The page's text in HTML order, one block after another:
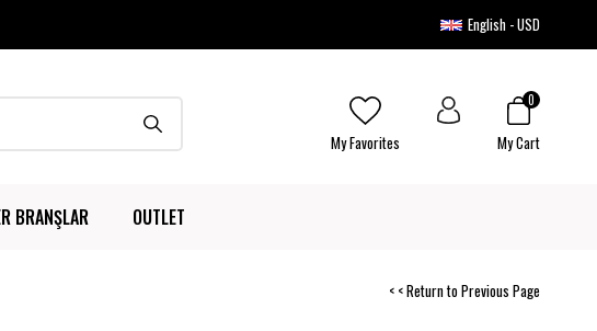
English - USD
My Cart
0
My Favorites
BRANŞLAR OUTLET
< < Return to Previous Page